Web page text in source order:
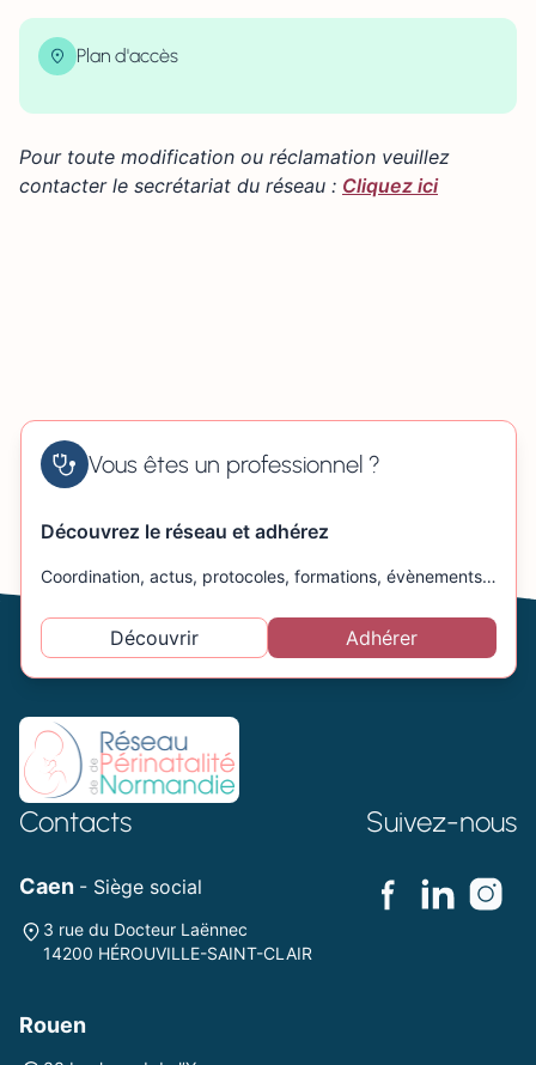
Plan d'accès
×
−
Pour toute modification ou réclamation veuillez
contacter le secrétariat du réseau : Cliquez ici
Vous êtes un professionnel ?
Découvrez le réseau et adhérez
Coordination, actus, protocoles, formations, évènements…
Découvrir Adhérer
Contacts
Caen - Siège social
3 rue du Docteur Laënnec
14200 HÉROUVILLE-SAINT-CLAIR
Rouen
Suivez-nous